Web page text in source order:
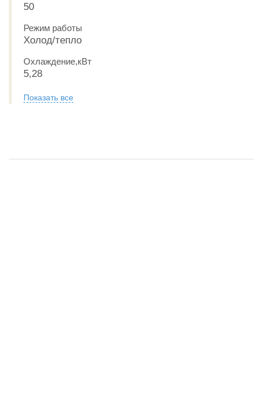
50
Режим работы
Холод/тепло
Охлаждение,кВт
5,28
Показать все